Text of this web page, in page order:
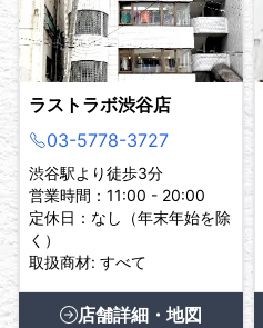
ラストラボ渋谷店
03-5778-3727
渋谷駅より徒歩3分
営業時間：11:00 - 20:00
定休日：なし（年末年始を除
く）
取扱商材: すべて
店舗詳細・地図